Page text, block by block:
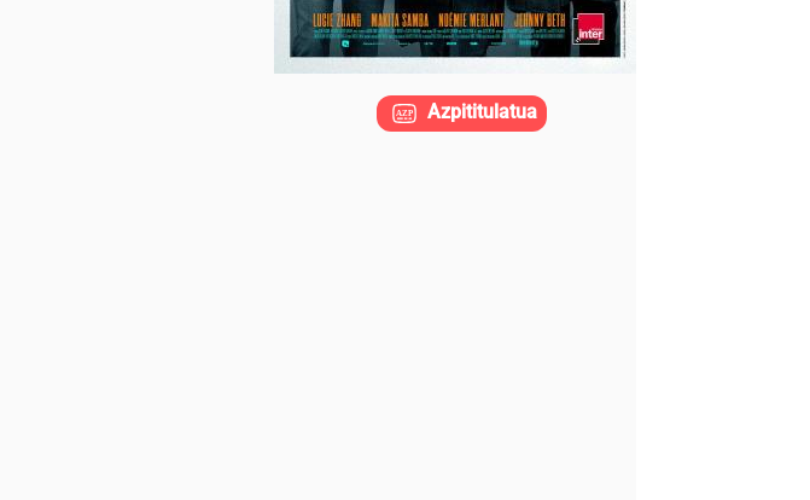
Azpititulatua